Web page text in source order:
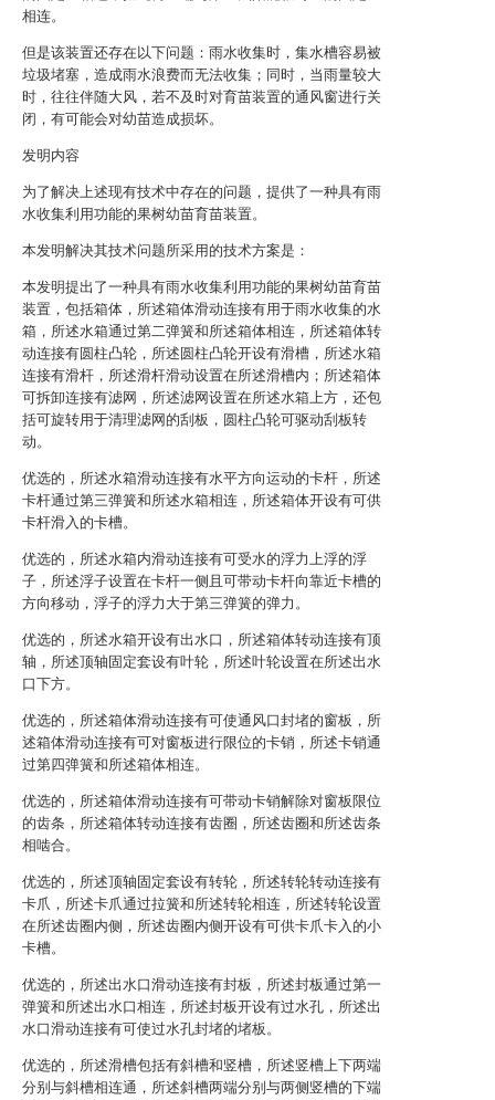
相连。
但是该装置还存在以下问题：雨水收集时，集水槽容易被
垃圾堵塞，造成雨水浪费而无法收集；同时，当雨量较大
时，往往伴随大风，若不及时对育苗装置的通风窗进行关
闭，有可能会对幼苗造成损坏。
发明内容
为了解决上述现有技术中存在的问题，提供了一种具有雨
水收集利用功能的果树幼苗育苗装置。
本发明解决其技术问题所采用的技术方案是：
本发明提出了一种具有雨水收集利用功能的果树幼苗育苗
装置，包括箱体，所述箱体滑动连接有用于雨水收集的水
箱，所述水箱通过第二弹簧和所述箱体相连，所述箱体转
动连接有圆柱凸轮，所述圆柱凸轮开设有滑槽，所述水箱
连接有滑杆，所述滑杆滑动设置在所述滑槽内；所述箱体
可拆卸连接有滤网，所述滤网设置在所述水箱上方，还包
括可旋转用于清理滤网的刮板，圆柱凸轮可驱动刮板转
动。
优选的，所述水箱滑动连接有水平方向运动的卡杆，所述
卡杆通过第三弹簧和所述水箱相连，所述箱体开设有可供
卡杆滑入的卡槽。
优选的，所述水箱内滑动连接有可受水的浮力上浮的浮
子，所述浮子设置在卡杆一侧且可带动卡杆向靠近卡槽的
方向移动，浮子的浮力大于第三弹簧的弹力。
优选的，所述水箱开设有出水口，所述箱体转动连接有顶
轴，所述顶轴固定套设有叶轮，所述叶轮设置在所述出水
口下方。
优选的，所述箱体滑动连接有可使通风口封堵的窗板，所
述箱体滑动连接有可对窗板进行限位的卡销，所述卡销通
过第四弹簧和所述箱体相连。
优选的，所述箱体滑动连接有可带动卡销解除对窗板限位
的齿条，所述箱体转动连接有齿圈，所述齿圈和所述齿条
相啮合。
优选的，所述顶轴固定套设有转轮，所述转轮转动连接有
卡爪，所述卡爪通过拉簧和所述转轮相连，所述转轮设置
在所述齿圈内侧，所述齿圈内侧开设有可供卡爪卡入的小
卡槽。
优选的，所述出水口滑动连接有封板，所述封板通过第一
弹簧和所述出水口相连，所述封板开设有过水孔，所述出
水口滑动连接有可使过水孔封堵的堵板。
优选的，所述滑槽包括有斜槽和竖槽，所述竖槽上下两端
分别与斜槽相连通，所述斜槽两端分别与两侧竖槽的下端